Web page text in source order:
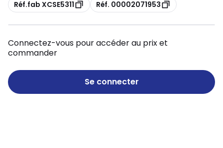
Réf.fab XCSE5311 Réf. 00002071953
Connectez-vous pour accéder au prix et
commander
Se connecter